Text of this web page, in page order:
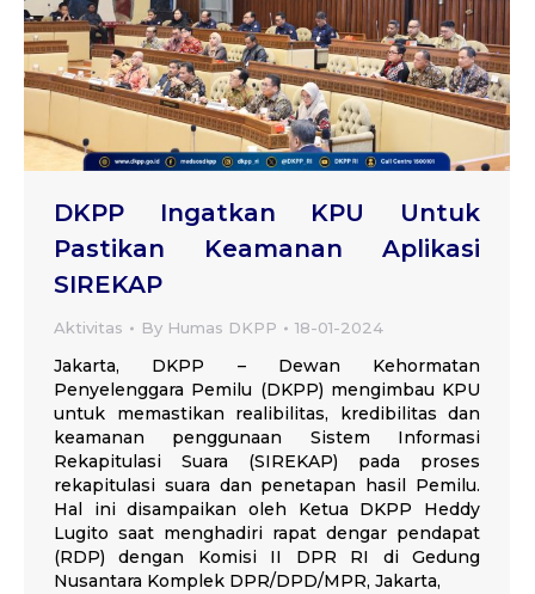
DKPP Ingatkan KPU Untuk
Pastikan Keamanan Aplikasi
SIREKAP
Aktivitas By Humas DKPP 18-01-2024
Jakarta, DKPP – Dewan Kehormatan
Penyelenggara Pemilu (DKPP) mengimbau KPU
untuk memastikan realibilitas, kredibilitas dan
keamanan penggunaan Sistem Informasi
Rekapitulasi Suara (SIREKAP) pada proses
rekapitulasi suara dan penetapan hasil Pemilu.
Hal ini disampaikan oleh Ketua DKPP Heddy
Lugito saat menghadiri rapat dengar pendapat
(RDP) dengan Komisi II DPR RI di Gedung
Nusantara Komplek DPR/DPD/MPR, Jakarta,